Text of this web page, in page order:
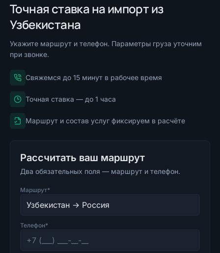
Точная ставка на импорт из
Узбекистана
Укажите маршрут и телефон. Параметры груза уточним
при звонке.
Свяжемся до 15 минут в рабочее время
Точная ставка — до 1 часа
Маршрут и состав услуг фиксируем в расчёте
Рассчитать ваш маршрут
Два обязательных поля — маршрут и телефон.
Маршрут*
Телефон*